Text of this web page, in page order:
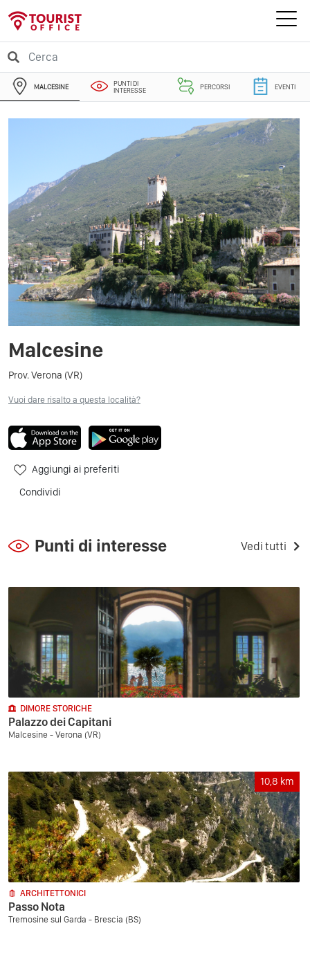
MALCESINE
PUNTI DI
INTERESSE
PERCORSI EVENTI
Malcesine
Prov. Verona (VR)
Vuoi dare risalto a questa località?
Aggiungi ai preferiti
Condividi
Punti di interesse Vedi tutti
DIMORE STORICHE
Palazzo dei Capitani
Malcesine - Verona (VR)
10,8 km
ARCHITETTONICI
Passo Nota
Tremosine sul Garda - Brescia (BS)